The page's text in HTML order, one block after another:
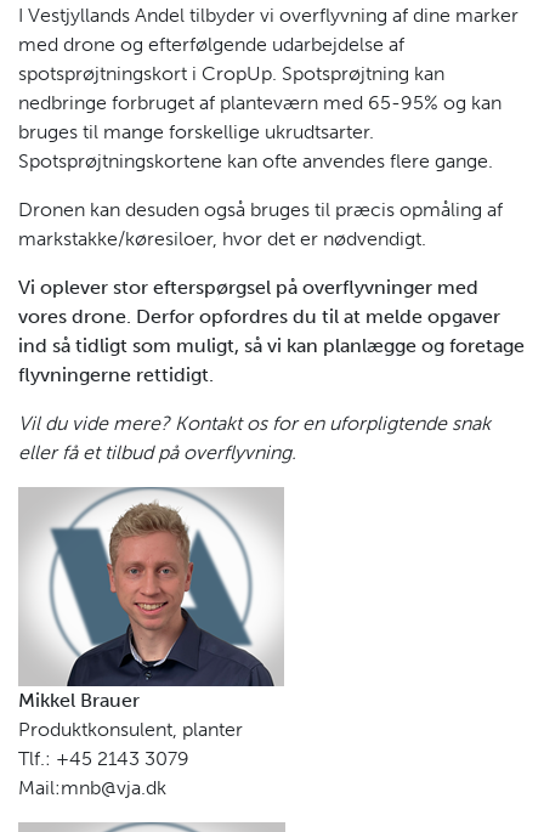
I Vestjyllands Andel tilbyder vi overflyvning af dine marker
med drone og efterfølgende udarbejdelse af
spotsprøjtningskort i CropUp. Spotsprøjtning kan
nedbringe forbruget af planteværn med 65-95% og kan
bruges til mange forskellige ukrudtsarter.
Spotsprøjtningskortene kan ofte anvendes flere gange.
Dronen kan desuden også bruges til præcis opmåling af
markstakke/køresiloer, hvor det er nødvendigt.
Vi oplever stor efterspørgsel på overflyvninger med
vores drone. Derfor opfordres du til at melde opgaver
ind så tidligt som muligt, så vi kan planlægge og foretage
flyvningerne rettidigt.
Vil du vide mere? Kontakt os for en uforpligtende snak
eller få et tilbud på overflyvning.
Mikkel Brauer
Produktkonsulent, planter
Tlf.: +45 2143 3079
Mail:mnb@vja.dk